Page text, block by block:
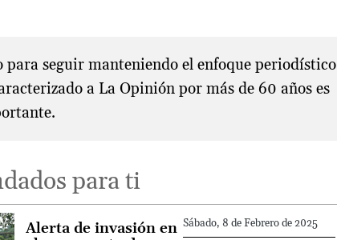
para seguir manteniendo el enfoque periodístico
a La Opinión por más de 60 años es
para ti
Sábado, 8 de Febrero de 2025
Alerta de invasión en